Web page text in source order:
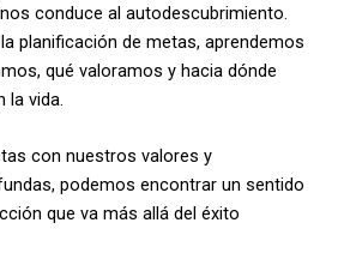
conduce al autodescubrimiento.
planificación de metas, aprendemos
qué valoramos y hacia dónde
la vida.
con nuestros valores y
podemos encontrar un sentido
que va más allá del éxito